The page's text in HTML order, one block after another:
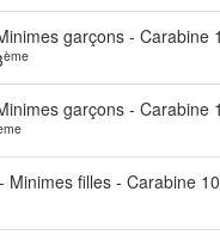
garçons - Carabine
ème
garçons - Carabine
- Minimes filles - Carabine